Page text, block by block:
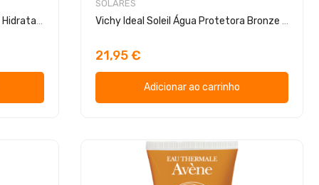
Vichy Idéal Soleil Água Protetora Hidratante SPF30
SOLARES
Vichy Ideal Soleil Água Protetora Bronze FPS30
21,95 €
Adicionar ao carrinho